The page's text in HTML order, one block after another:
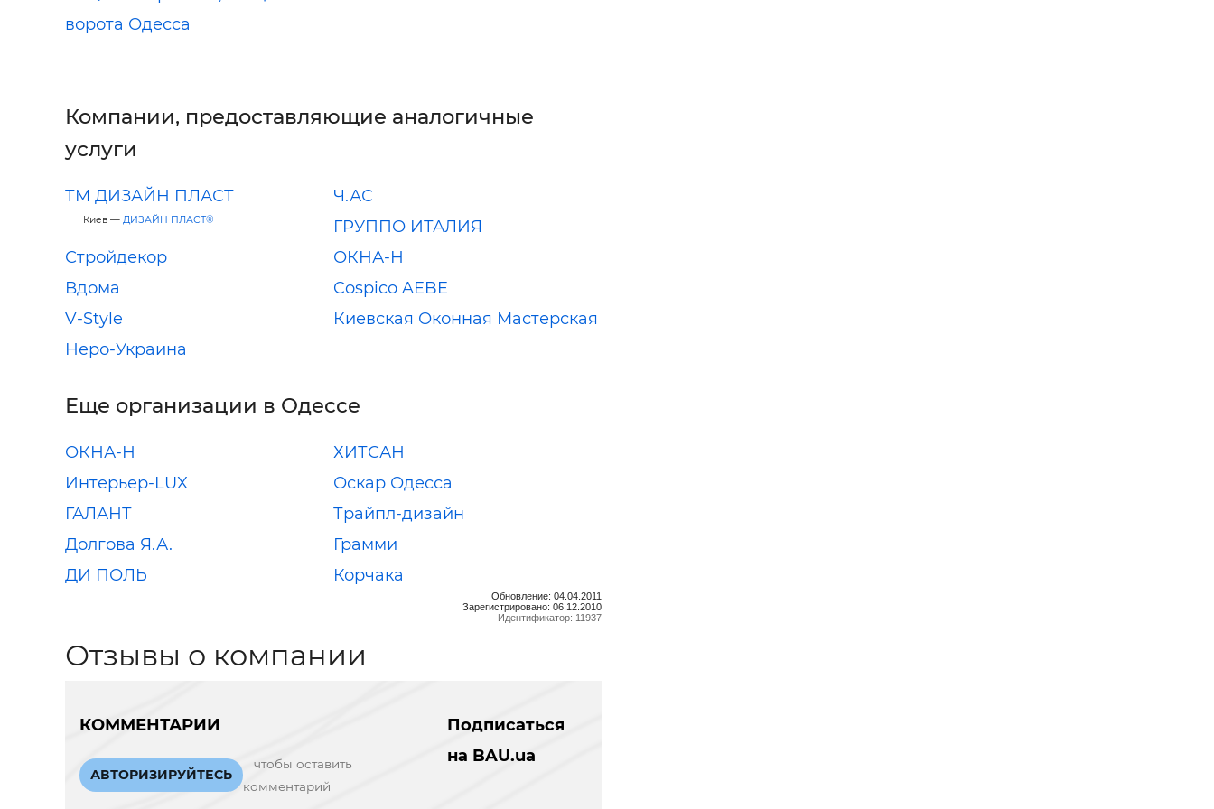
ворота Одесса
Компании, предоставляющие аналогичные
услуги
ТМ ДИЗАЙН ПЛАСТ
Киев — ДИЗАЙН ПЛАСТ®
Ч.АС
ГРУППО ИТАЛИЯ
Стройдекор
ОКНА-Н
Вдома
Cospico AEBE
V-Style
Киевская Оконная Мастерская
Неро-Украина
Еще организации в Одессе
ОКНА-Н
ХИТСАН
Интерьер-LUX
Оскар Одесса
ГАЛАНТ
Трайпл-дизайн
Долгова Я.А.
Грамми
ДИ ПОЛЬ
Корчака
Обновление: 04.04.2011
Зарегистрировано: 06.12.2010
Идентификатор: 11937
Отзывы о компании
КОММЕНТАРИИ
АВТОРИЗИРУЙТЕСЬ
чтобы оставить
комментарий
Подписаться
на BAU.ua